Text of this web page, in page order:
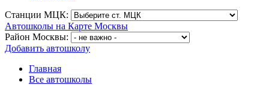
Станции МЦК:
Автошколы на Карте Москвы
Район Москвы:
Добавить автошколу
Главная
Все автошколы